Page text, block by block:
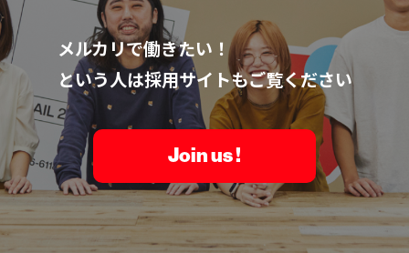
メルカリで働きたい！
という人は採用サイトもご覧ください
Join us !